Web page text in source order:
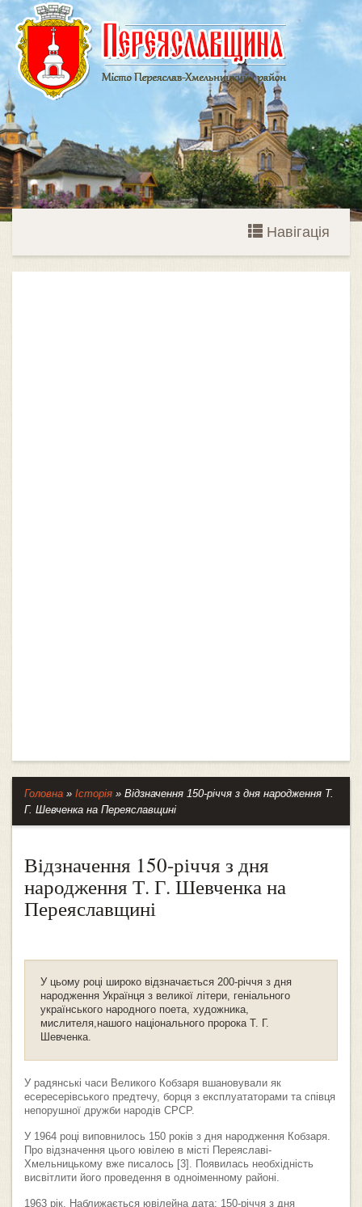
Навігація
Головна » Історія » Відзначення 150-річчя з дня народження Т.
Г. Шевченка на Переяславщині
Відзначення 150-річчя з дня
народження Т. Г. Шевченка на
Переяславщині
У цьому році широко відзначається 200-річчя з дня
народження Українця з великої літери, геніального
українського народного поета, художника,
мислителя,нашого національного пророка Т. Г.
Шевченка.
У радянські часи Великого Кобзаря вшановували як
есересерівського предтечу, борця з експлуататорами та співця
непорушної дружби народів СРСР.
У 1964 році виповнилось 150 років з дня народження Кобзаря.
Про відзначення цього ювілею в місті Переяславі-
Хмельницькому вже писалось [3]. Появилась необхідність
висвітлити його проведення в одноіменному районі.
1963 рік. Наближається ювілейна дата: 150-річчя з дня